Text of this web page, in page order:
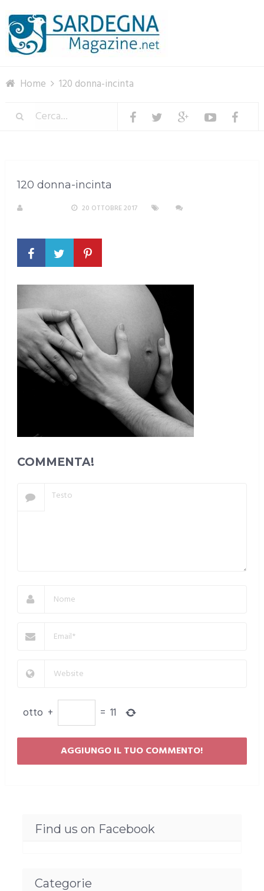
Home 120 donna-incinta
120 donna-incinta
20 OTTOBRE 2017
COMMENTA!
otto + = 11
Find us on Facebook
Categorie